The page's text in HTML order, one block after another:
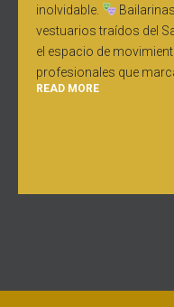
inolvidable.
vestuarios traídos del
el espacio de
profesionales que
READ MORE